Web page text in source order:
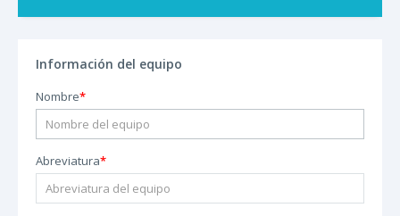
Información del equipo
Nombre*
Abreviatura*